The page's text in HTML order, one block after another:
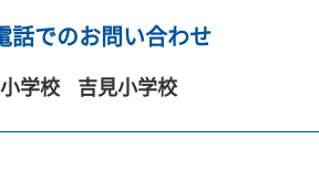
話でのお問い合わせ
小学校 吉見小学校